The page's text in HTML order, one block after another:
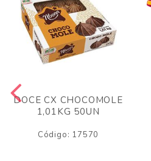
DOCE CX CHOCOMOLE
1,01KG 50UN
Código: 17570